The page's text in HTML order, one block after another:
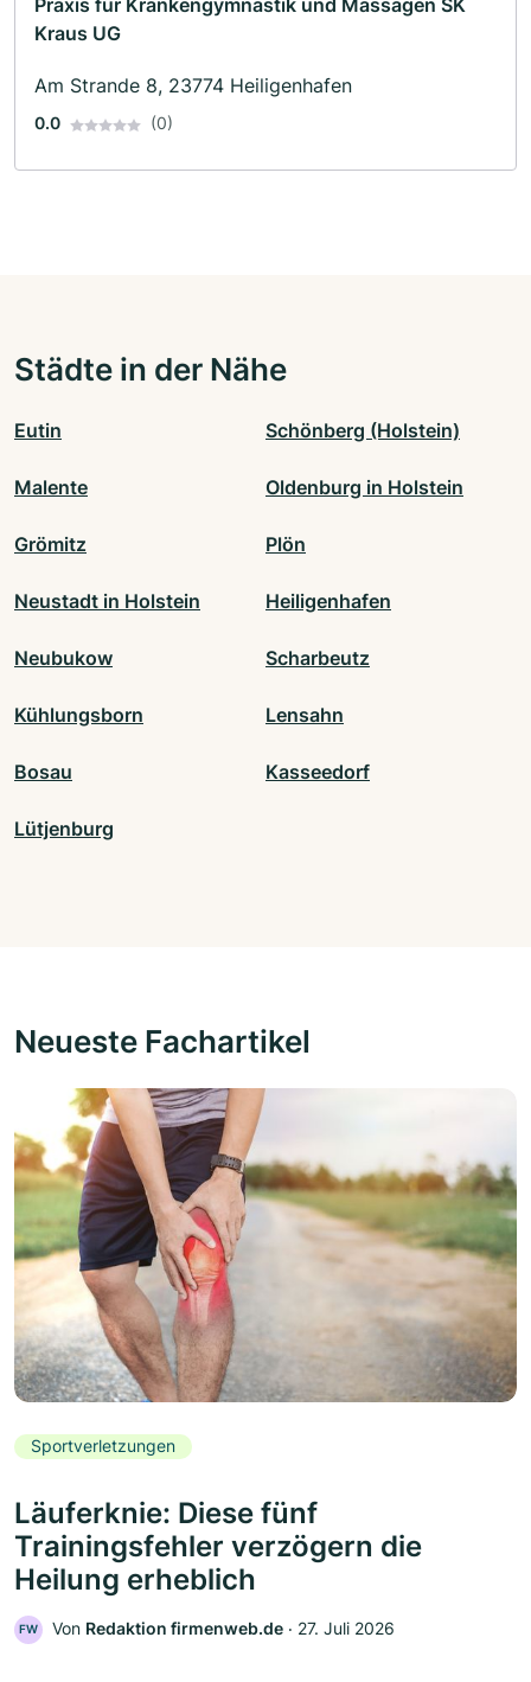
Praxis für Krankengymnastik und Massagen SK
Kraus UG
Am Strande 8, 23774 Heiligenhafen
0.0 (0)
Städte in der Nähe
Eutin Schönberg (Holstein)
Malente Oldenburg in Holstein
Grömitz Plön
Neustadt in Holstein Heiligenhafen
Neubukow Scharbeutz
Kühlungsborn Lensahn
Bosau Kasseedorf
Lütjenburg
Neueste Fachartikel
Sportverletzungen
Läuferknie: Diese fünf
Trainingsfehler verzögern die
Heilung erheblich
FW Von Redaktion firmenweb.de ‧ 27. Juli 2026